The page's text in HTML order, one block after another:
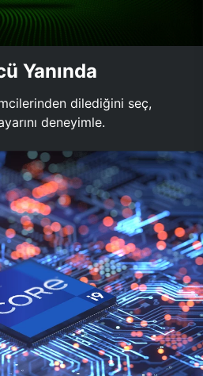
Yanında
dilediğini seç,
deneyimle.